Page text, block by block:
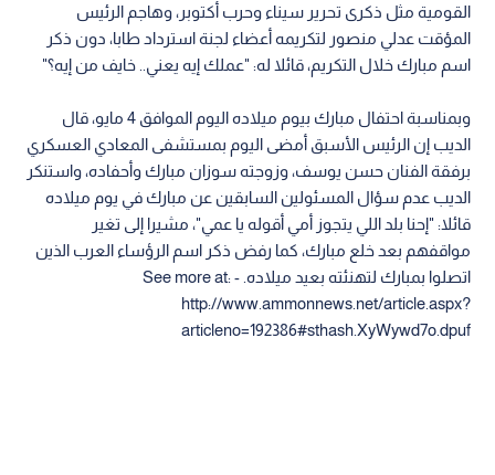
القومية مثل ذكرى تحرير سيناء وحرب أكتوبر، وهاجم الرئيس
المؤقت عدلي منصور لتكريمه أعضاء لجنة استرداد طابا، دون ذكر
اسم مبارك خلال التكريم، قائلا له: "عملك إيه يعني.. خايف من إيه؟"
وبمناسبة احتفال مبارك بيوم ميلاده اليوم الموافق 4 مايو، قال
الديب إن الرئيس الأسبق أمضى اليوم بمستشفى المعادي العسكري
برفقة الفنان حسن يوسف، وزوجته سوزان مبارك وأحفاده، واستنكر
الديب عدم سؤال المسئولين السابقين عن مبارك في يوم ميلاده
قائلا: "إحنا بلد اللي يتجوز أمي أقوله يا عمي"، مشيرا إلى تغير
مواقفهم بعد خلع مبارك، كما رفض ذكر اسم الرؤساء العرب الذين
اتصلوا بمبارك لتهنئته بعيد ميلاده. - See more at:
http://www.ammonnews.net/article.aspx?
articleno=192386#sthash.XyWywd7o.dpuf